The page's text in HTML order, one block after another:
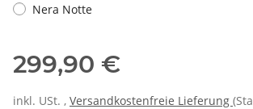
Nera Notte
299,90 €
inkl. USt. , Versandkostenfreie Lieferung